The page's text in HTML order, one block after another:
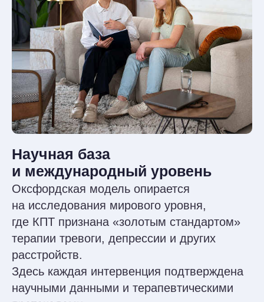
Интенсивная практика
и интервизии
Практические занятия разных форматов,
контрольные точки, разборы кейсов,
интервизии.
Мы не ограничиваемся стандартными
лекциями и отработкой в тройках.